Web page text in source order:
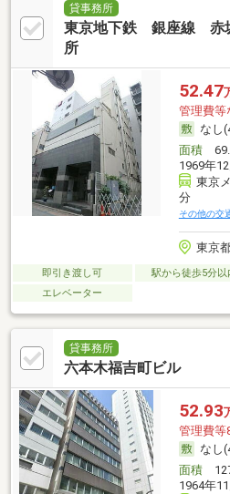
貸事務所
東京地下鉄 銀座線 赤
所
52.47
管理費等
なし
面積
1969年
東京
分
その他の交
東京
即引き渡し可 駅から徒歩5分以
エレベーター
貸事務所
六本木福吉町ビル
52.93
管理費等
なし
面積
1964年